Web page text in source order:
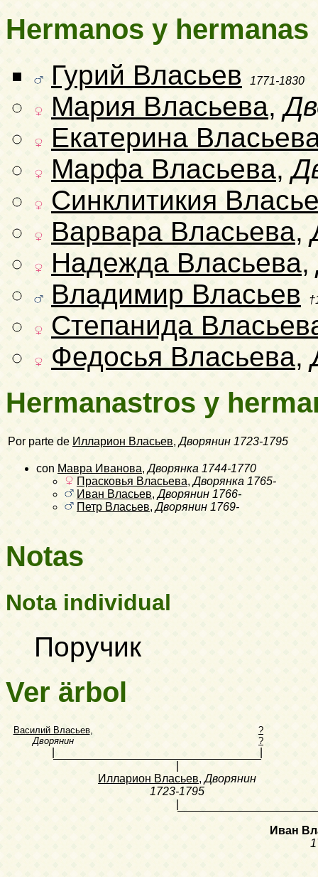
Hermanos y hermanas
Гурий Власьев 1771-1830
Мария Власьева,
Екатерина
Марфа Власьева,
Синклитикия
Варвара Власьева,
Надежда Власьева,
Владимир Власьев
Степанида
Федосья Власьева,
Hermanastros y
Por parte de Илларион Власьев,Дворянин 1723-1795
con Мавра Иванова,Дворянка 1744-1770
Прасковья Власьева,Дворянка 1765-
Иван Власьев,Дворянин 1766-
Петр Власьев,Дворянин 1769-
Notas
Nota individual
Поручик
Ver ärbol
Василий Власьев,
Дворянин
?
?
Илларион Власьев,Дворянин
1723-1795
Иван